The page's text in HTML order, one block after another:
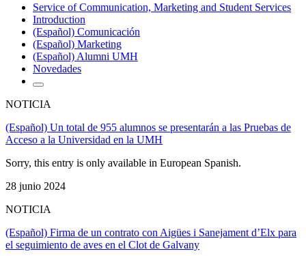
Service of Communication, Marketing and Student Services
Introduction
(Español) Comunicación
(Español) Marketing
(Español) Alumni UMH
Novedades
NOTICIA
(Español) Un total de 955 alumnos se presentarán a las Pruebas de
Acceso a la Universidad en la UMH
Sorry, this entry is only available in European Spanish.
28 junio 2024
NOTICIA
(Español) Firma de un contrato con Aigües i Sanejament d’Elx para
el seguimiento de aves en el Clot de Galvany